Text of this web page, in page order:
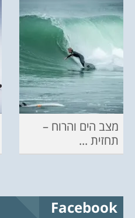
מצב הים והרוח –
תחזית ...
Facebook